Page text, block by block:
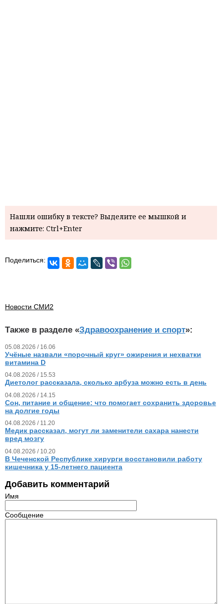
Нашли ошибку в тексте? Выделите ее мышкой и
нажмите: Ctrl+Enter
Поделиться:
Новости СМИ2
Также в разделе «Здравоохранение и спорт»:
05.08.2026 / 16.06
Учёные назвали «порочный круг» ожирения и нехватки
витамина D
04.08.2026 / 15.53
Диетолог рассказала, сколько арбуза можно есть в день
04.08.2026 / 14.15
Сон, питание и общение: что помогает сохранить здоровье
на долгие годы
04.08.2026 / 11.20
Медик рассказал, могут ли заменители сахара нанести
вред мозгу
04.08.2026 / 10.20
В Чеченской Республике хирурги восстановили работу
кишечника у 15‑летнего пациента
Добавить комментарий
Имя
Сообщение